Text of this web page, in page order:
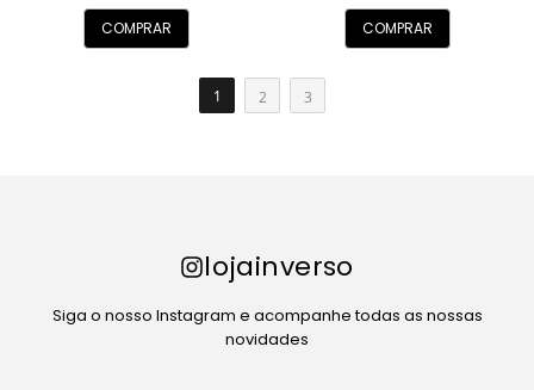
COMPRAR COMPRAR
1 2 3
lojainverso
Siga o nosso Instagram e acompanhe todas as nossas
novidades